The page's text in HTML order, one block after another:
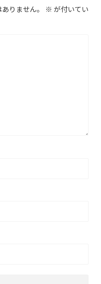
りません。 ※ が付いてい